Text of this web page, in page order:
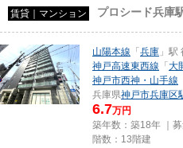
賃貸｜マンション プロシード兵庫
山陽本線 「 兵庫 」駅
神戸高速東西線 「 大
神戸市西神・山手線
兵庫県神戸市兵庫区
6.7万円
築年数：築18年 ｜募
階数：13階建